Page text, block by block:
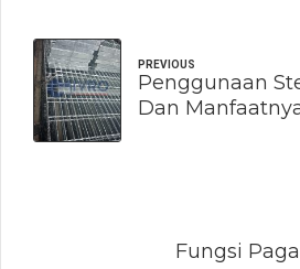
PREVIOUS
Penggunaan
Dan
Fungsi